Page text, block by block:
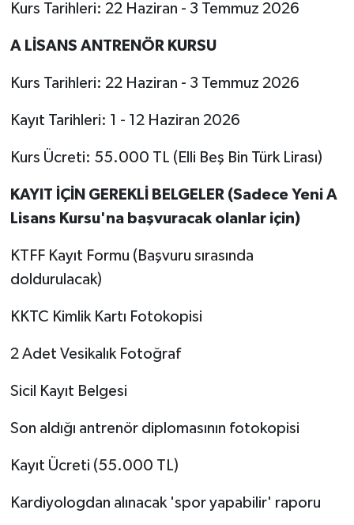
Kurs Tarihleri: 22 Haziran - 3 Temmuz 2026
A LİSANS ANTRENÖR KURSU
Kurs Tarihleri: 22 Haziran - 3 Temmuz 2026
Kayıt Tarihleri: 1 - 12 Haziran 2026
Kurs Ücreti: 55.000 TL (Elli Beş Bin Türk Lirası)
KAYIT İÇİN GEREKLİ BELGELER (Sadece Yeni A
Lisans Kursu'na başvuracak olanlar için)
KTFF Kayıt Formu (Başvuru sırasında
doldurulacak)
KKTC Kimlik Kartı Fotokopisi
2 Adet Vesikalık Fotoğraf
Sicil Kayıt Belgesi
Son aldığı antrenör diplomasının fotokopisi
Kayıt Ücreti (55.000 TL)
Kardiyologdan alınacak 'spor yapabilir' raporu
TEKNOLOJİ
TİCARET